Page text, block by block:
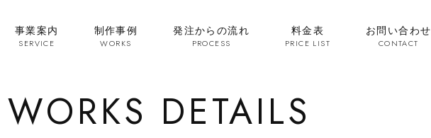
事業案内
SERVICE
制作事例
WORKS
発注からの流れ
PROCESS
料金表
PRICE LIST
お問い合わせ
CONTACT
WORKS DETAILS